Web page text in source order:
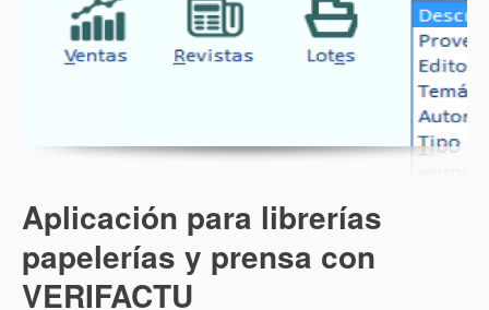
Aplicación para librerías
papelerías y prensa con
VERIFACTU